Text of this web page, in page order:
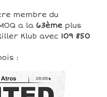
membre du
a la 63ème plus
Klub avec 109 850
:
109 850